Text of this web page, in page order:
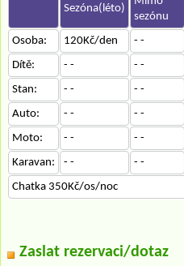
Sezóna(léto)
sezónu
Osoba:
120Kč/den - -
Dítě:
- - - -
Stan:
- - - -
Auto:
- - - -
Moto:
- - - -
Karavan:
- - - -
Chatka 350Kč/os/noc
Zaslat rezervaci/dotaz